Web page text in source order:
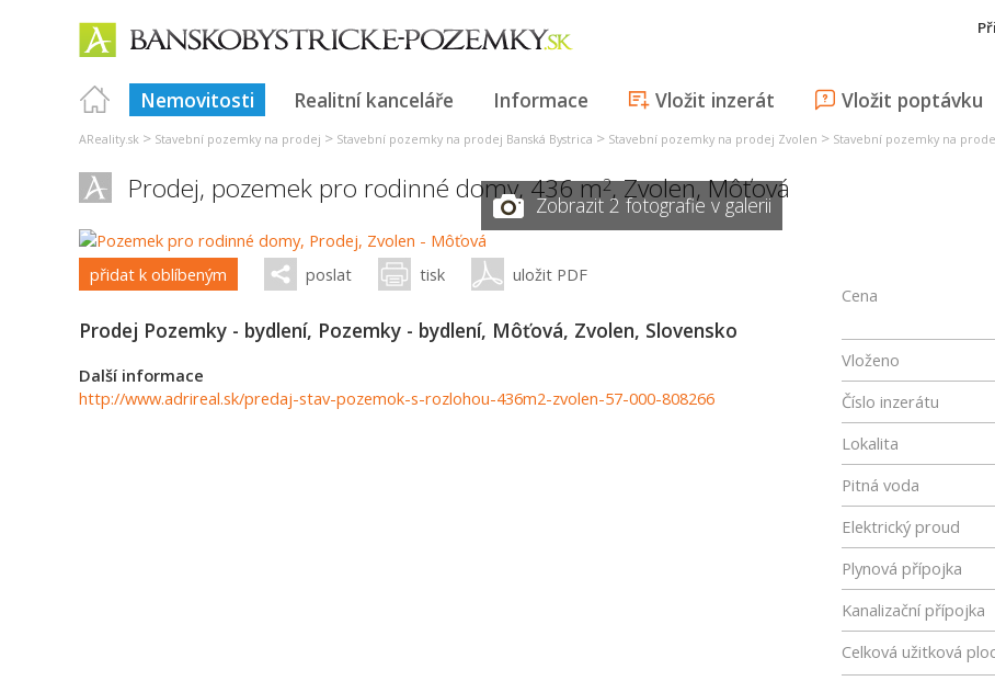
Nemovitosti Realitní kanceláře Informace Vložit inzerát Vložit poptávku
AReality.sk > Stavební pozemky na prodej > Stavební pozemky na prodej Banská Bystrica > Stavební pozemky na prodej Zvolen > Stavební pozemky na
Prodej, pozemek pro rodinné domy, 436 m2,Zvolen,Môťová
Zobrazit 2 fotografie v galerii
přidat k oblíbeným poslat tisk uložit PDF
Prodej Pozemky - bydlení, Pozemky - bydlení, Môťová, Zvolen, Slovensko
Další informace
http://www.adrireal.sk/predaj-stav-pozemok-s-rozlohou-436m2-zvolen-57-000-808266
Cena
Vloženo
Číslo inzerátu
Lokalita
Pitná voda
Elektrický proud
Plynová přípojka
Kanalizační přípojka
Celková užitková